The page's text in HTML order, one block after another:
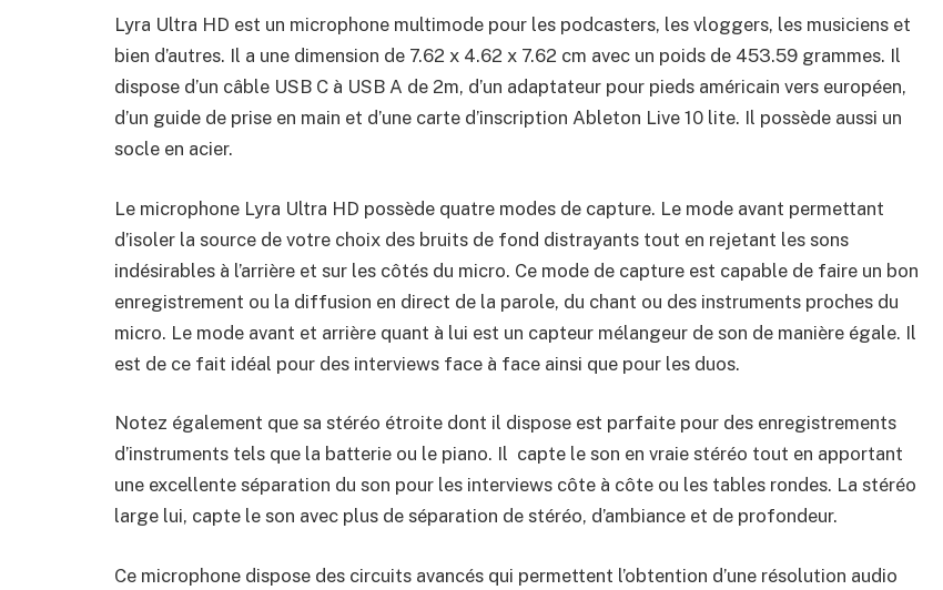
Lyra Ultra HD est un microphone multimode pour les podcasters, les vloggers, les musiciens et
bien d’autres. Il a une dimension de 7.62 x 4.62 x 7.62 cm avec un poids de 453.59 grammes. Il
dispose d’un câble USB C à USB A de 2m, d’un adaptateur pour pieds américain vers européen,
d’un guide de prise en main et d’une carte d’inscription Ableton Live 10 lite. Il possède aussi un
socle en acier.
Le microphone Lyra Ultra HD possède quatre modes de capture. Le mode avant permettant
d’isoler la source de votre choix des bruits de fond distrayants tout en rejetant les sons
indésirables à l’arrière et sur les côtés du micro. Ce mode de capture est capable de faire un bon
enregistrement ou la diffusion en direct de la parole, du chant ou des instruments proches du
micro. Le mode avant et arrière quant à lui est un capteur mélangeur de son de manière égale. Il
est de ce fait idéal pour des interviews face à face ainsi que pour les duos.
Notez également que sa stéréo étroite dont il dispose est parfaite pour des enregistrements
d’instruments tels que la batterie ou le piano. Il capte le son en vraie stéréo tout en apportant
une excellente séparation du son pour les interviews côte à côte ou les tables rondes. La stéréo
large lui, capte le son avec plus de séparation de stéréo, d’ambiance et de profondeur.
Ce microphone dispose des circuits avancés qui permettent l’obtention d’une résolution audio